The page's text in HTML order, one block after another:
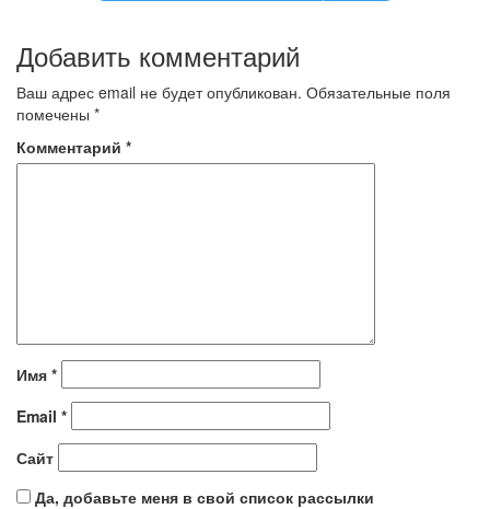
Добавить комментарий
Ваш адрес email не будет опубликован. Обязательные поля
помечены *
Комментарий *
Имя *
Email *
Сайт
Да, добавьте меня в свой список рассылки